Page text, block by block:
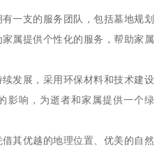
一支的服务团队，包括墓地规划
属提供个性化的服务，帮助家属
发展，采用环保材料和技术建设
影响，为逝者和家属提供一个绿
其优越的地理位置、优美的自然